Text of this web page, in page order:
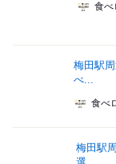
食べ
梅田駅
べ...
食べ
梅田駅